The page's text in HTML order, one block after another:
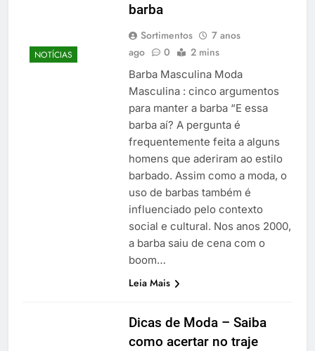
NOTÍCIAS
barba
Sortimentos
7 anos
ago
0 2 mins
Barba Masculina Moda
Masculina : cinco argumentos
para manter a barba “E essa
barba aí? A pergunta é
frequentemente feita a alguns
homens que aderiram ao estilo
barbado. Assim como a moda, o
uso de barbas também é
influenciado pelo contexto
social e cultural. Nos anos 2000,
a barba saiu de cena com o
boom…
Leia Mais
​​Dicas de Moda – Saiba
como acertar no traje